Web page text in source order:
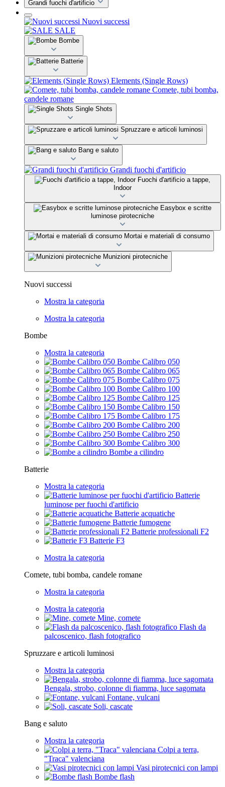
Grandi fuochi d'artificio
Nuovi successi
SALE
Bombe
Batterie
Elements (Single Rows)
Comete, tubi bomba,
candele romane
Single Shots
Spruzzare e articoli luminosi
Bang e saluto
Grandi fuochi d'artificio
Fuochi d'artificio a tappe,
Indoor
Easybox e scritte
luminose pirotecniche
Mortai e materiali di consumo
Munizioni pirotecniche
Nuovi successi
Mostra la categoria
Mostra la categoria
Bombe
Mostra la categoria
Bombe Calibro 050
Bombe Calibro 065
Bombe Calibro 075
Bombe Calibro 100
Bombe Calibro 125
Bombe Calibro 150
Bombe Calibro 175
Bombe Calibro 200
Bombe Calibro 250
Bombe Calibro 300
Bombe a cilindro
Batterie
Mostra la categoria
Batterie
luminose per fuochi d'artificio
Batterie acquatiche
Batterie fumogene
Batterie professionali F2
Batterie F3
Mostra la categoria
Comete, tubi bomba, candele romane
Mostra la categoria
Mostra la categoria
Mine, comete
Flash da
palcoscenico, flash fotografico
Spruzzare e articoli luminosi
Mostra la categoria
Bengala, strobo, colonne di fiamma, luce sagomata
Fontane, vulcani
Soli, cascate
Bang e saluto
Mostra la categoria
Colpi a terra,
"Traca" valenciana
Vasi pirotecnici con lampi
Bombe flash